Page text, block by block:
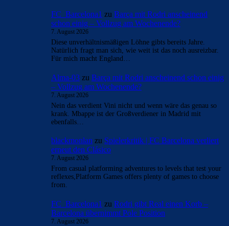
FC_Barcelona1 zu Barça mit Rodri anscheinend
schon einig – Vollzug am Wochenende?
7. August 2026
Diese unverhältnismäßigen Löhne gibts bereits Jahre.
Natürlich fragt man sich, wie weit ist das noch ausreizbar.
Für mich macht England…
Alma-03 zu Barça mit Rodri anscheinend schon einig
– Vollzug am Wochenende?
7. August 2026
Nein das verdient Vini nicht und wenn wäre das genau so
krank. Mbappe ist der Großverdiener in Madrid mit
ebenfalls…
blackmonlan zu Spielerkritik | FC Barcelona verliert
erneut den Clásico
7. August 2026
From casual platforming adventures to levels that test your
reflexes,Platform Games offers plenty of games to choose
from.
FC_Barcelona1 zu Rodri gibt Real einen Korb –
Barcelona übernimmt Pole Position
7. August 2026